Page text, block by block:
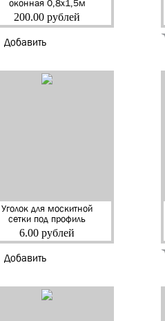
оконная 0,8х1,5м
(серый) "Ultima" (20)
200.00 рублей
Добавить
Уголок для москитной
сетки под профиль
0,8/0,9мм,
цельнолитный,(АБС)
6.00 рублей
Добавить